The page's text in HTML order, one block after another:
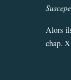
Alors
chap.